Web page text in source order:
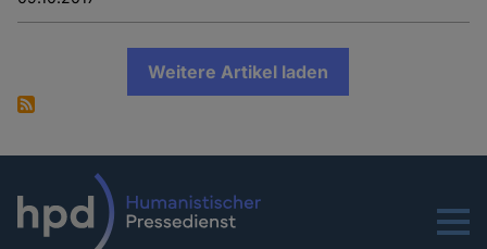
Weitere Artikel laden
Menu